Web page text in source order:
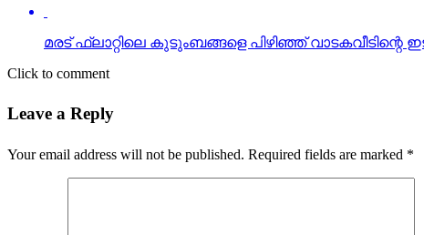
മരട് ഫ്‌ലാറ്റിലെ കുടുംബങ്ങളെ പിഴിഞ്ഞ് വാടകവീടിന്റെ
Click to comment
Leave a Reply
Your email address will not be published. Required fields are marked *